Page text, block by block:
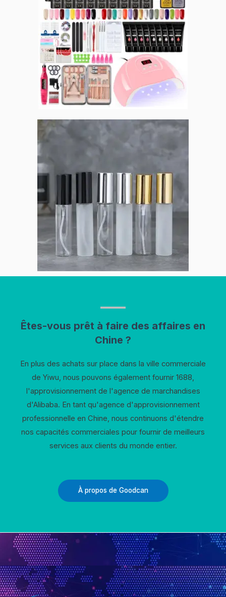
Êtes-vous prêt à faire des affaires en
Chine ?
En plus des achats sur place dans la ville commerciale
de Yiwu, nous pouvons également fournir 1688,
l'approvisionnement de l'agence de marchandises
d'Alibaba. En tant qu'agence d'approvisionnement
professionnelle en Chine, nous continuons d'étendre
nos capacités commerciales pour fournir de meilleurs
services aux clients du monde entier.
À propos de Goodcan